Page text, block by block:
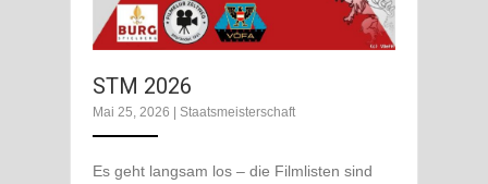
STM 2026
Mai 25, 2026 | Staatsmeisterschaft
Es geht langsam los – die Filmlisten sind